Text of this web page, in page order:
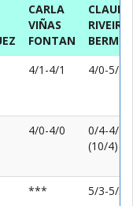
CARLA
VIÑAS
FONTAN
RIVEIRO
4/1-4/1 4/0-5/
4/0-4/0
0/4-4/2-
(10/4)
*** 5/3-5/3